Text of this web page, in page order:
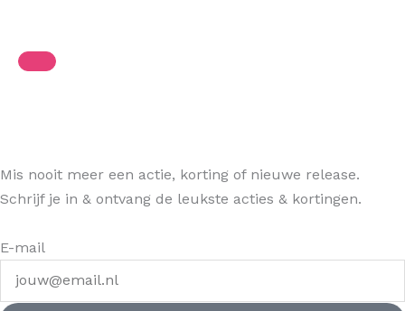
Mis nooit meer een actie, korting of nieuwe release.
Schrijf je in & ontvang de leukste acties & kortingen.
E-mail